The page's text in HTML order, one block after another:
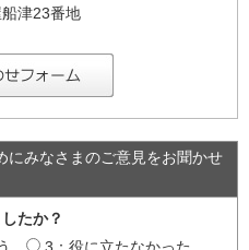
津23番地
にみなさまのご意見をお聞かせ
たか？
3：役に立たなかった